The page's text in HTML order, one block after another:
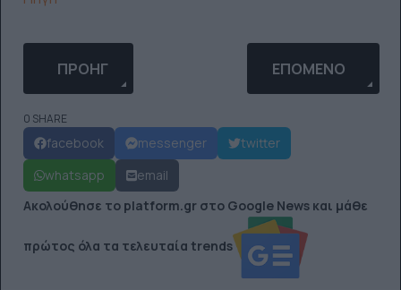
ΠΡΟΗΓΟΎΜΕΝΟ ΆΡΘΡΟ: Η VANS X OPENING
ΠΡΟΗΓ ΕΠΌΜΕΝΟ ΆΡΘΡΟ:
ΕΠΌΜΕΝΟ
0 SHARE
facebook messenger
twitter
whatsapp
email
Ακολούθησε το platform.gr στο Google News και μάθε
πρώτος όλα τα τελευταία trends